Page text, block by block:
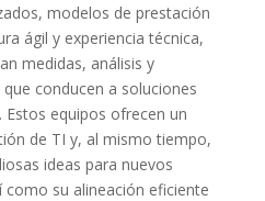
modelos de prestación
ágil y experiencia técnica,
medidas, análisis y
conducen a soluciones
Estos equipos ofrecen un
de TI y, al mismo tiempo,
ideas para nuevos
su alineación eficiente